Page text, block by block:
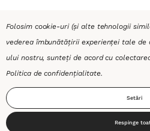
Folosim cookie-uri (și alte tehnologii
vederea îmbunătățirii experienței tale de
ului nostru, sunteți de acord cu
Politica de confidențialitate.
Setări
Respinge